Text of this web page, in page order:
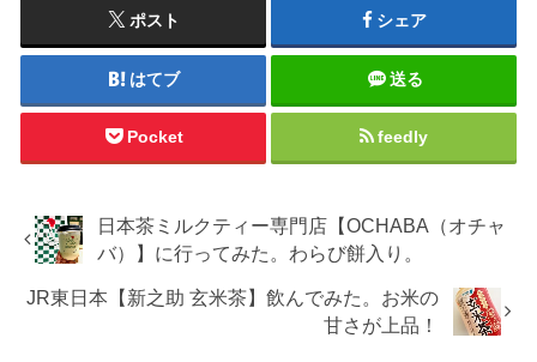
ポスト シェア
はてブ 送る
Pocket feedly
日本茶ミルクティー専門店【OCHABA（オチャ
バ）】に行ってみた。わらび餅入り。
JR東日本【新之助 玄米茶】飲んでみた。お米の
甘さが上品！